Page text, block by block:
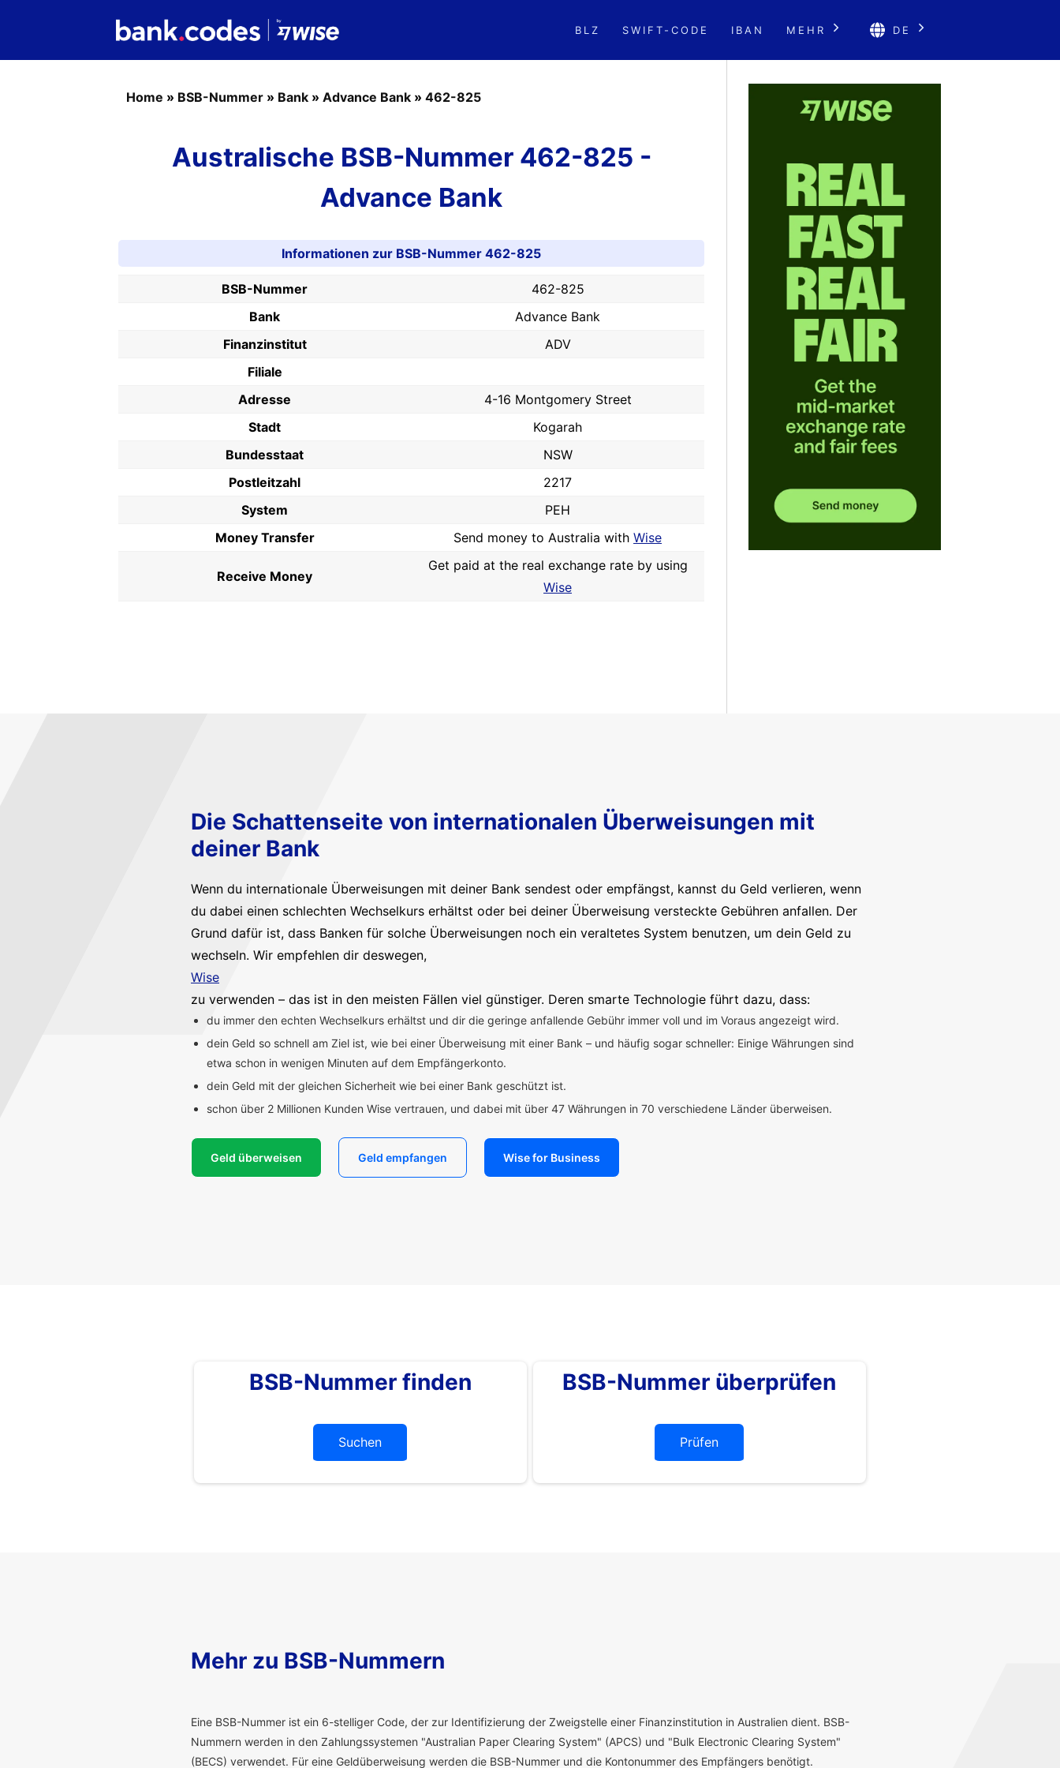
BLZ SWIFT-CODE IBAN MEHR DE
Home » BSB-Nummer » Bank » Advance Bank » 462-825
Australische BSB-Nummer 462-825 -
Advance Bank
Informationen zur BSB-Nummer 462-825
BSB-Nummer
462-825
Bank
Advance Bank
Finanzinstitut
ADV
Filiale
Adresse
4-16 Montgomery Street
Stadt
Kogarah
Bundesstaat
NSW
Postleitzahl
2217
System
PEH
Money Transfer
Send money to Australia with Wise
Receive Money
Get paid at the real exchange rate by using
Wise
Die Schattenseite von internationalen Überweisungen mit
deiner Bank
Wenn du internationale Überweisungen mit deiner Bank sendest oder empfängst, kannst du Geld verlieren, wenn
du dabei einen schlechten Wechselkurs erhältst oder bei deiner Überweisung versteckte Gebühren anfallen. Der
Grund dafür ist, dass Banken für solche Überweisungen noch ein veraltetes System benutzen, um dein Geld zu
wechseln. Wir empfehlen dir deswegen,
Wise
zu verwenden – das ist in den meisten Fällen viel günstiger. Deren smarte Technologie führt dazu, dass:
du immer den echten Wechselkurs erhältst und dir die geringe anfallende Gebühr immer voll und im Voraus angezeigt wird.
dein Geld so schnell am Ziel ist, wie bei einer Überweisung mit einer Bank – und häufig sogar schneller: Einige Währungen sind
etwa schon in wenigen Minuten auf dem Empfängerkonto.
dein Geld mit der gleichen Sicherheit wie bei einer Bank geschützt ist.
schon über 2 Millionen Kunden Wise vertrauen, und dabei mit über 47 Währungen in 70 verschiedene Länder überweisen.
Geld überweisen Geld empfangen Wise for Business
BSB-Nummer finden
Suchen
BSB-Nummer überprüfen
Prüfen
Mehr zu BSB-Nummern
Eine BSB-Nummer ist ein 6-stelliger Code, der zur Identifizierung der Zweigstelle einer Finanzinstitution in Australien dient. BSB-
Nummern werden in den Zahlungssystemen "Australian Paper Clearing System" (APCS) und "Bulk Electronic Clearing System"
(BECS) verwendet. Für eine Geldüberweisung werden die BSB-Nummer und die Kontonummer des Empfängers benötigt.